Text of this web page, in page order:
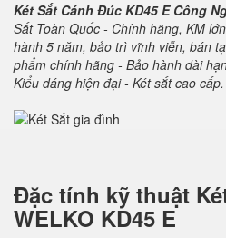
Két Sắt Cánh Đúc KD45 E Công
Sắt Toàn Quốc - Chính hãng, KM
hành 5 năm, bảo trì vĩnh viễn, bán
phẩm chính hãng - Bảo hành dài
Kiểu dáng hiện đại - Két sắt cao cấp.
Đặc tính kỹ thuật
WELKO KD45 E